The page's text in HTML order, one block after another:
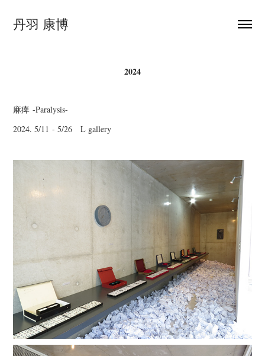
丹羽 康博
2024
麻痺 -Paralysis-
2024. 5/11 - 5/26 L gallery